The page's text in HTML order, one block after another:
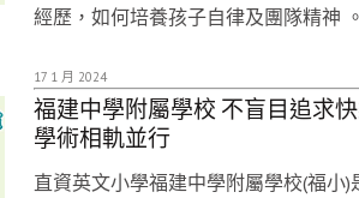
經歷，如何培養孩子自律及團隊精神 。
17 1 月 2024
福建中學附屬學校 不盲目追求
學術相軌並行
直資英文小學福建中學附屬學校(福小